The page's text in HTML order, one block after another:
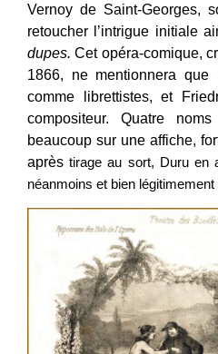
Vernoy de Saint-Georges,
retoucher l’intrigue initiale
dupes. Cet opéra-comique,
1866, ne mentionnera que
comme librettistes, et
compositeur. Quatre
beaucoup sur une affiche,
après tirage au sort, Duru en
néanmoins et bien